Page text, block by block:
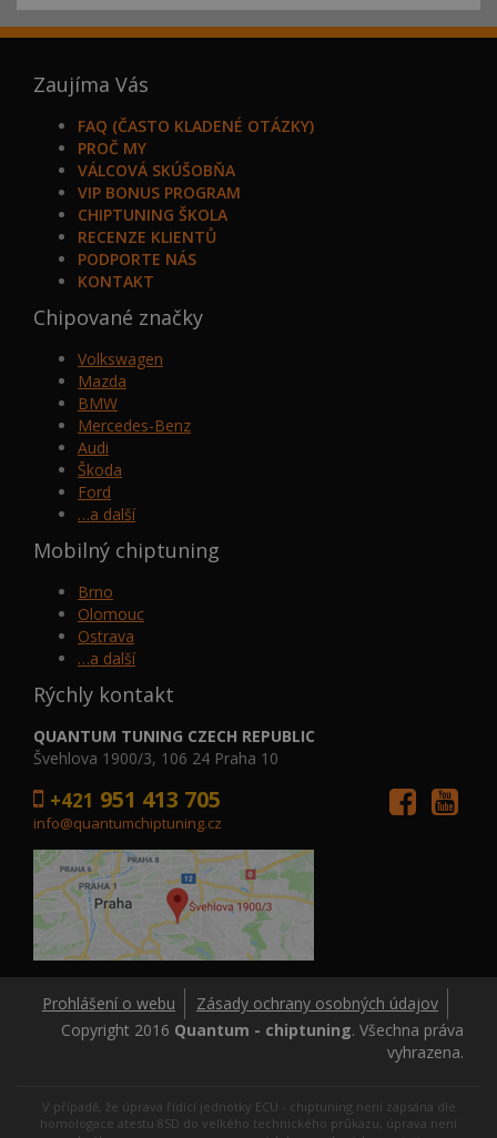
Zaujíma Vás
FAQ (ČASTO KLADENÉ OTÁZKY)
PROČ MY
VÁLCOVÁ SKÚŠOBŇA
VIP BONUS PROGRAM
CHIPTUNING ŠKOLA
RECENZE KLIENTŮ
PODPORTE NÁS
KONTAKT
Chipované značky
Volkswagen
Mazda
BMW
Mercedes-Benz
Audi
Škoda
Ford
…a další
Mobilný chiptuning
Brno
Olomouc
Ostrava
…a další
Rýchly kontakt
QUANTUM TUNING CZECH REPUBLIC
Švehlova 1900/3, 106 24 Praha 10
+421 951 413 705
info@quantumchiptuning.cz
Prohlášení o webu
Zásady ochrany osobných údajov
Copyright 2016 Quantum - chiptuning. Všechna práva
vyhrazena.
V případě, že úprava řídící jednotky ECU - chiptuning není zapsána dle
homologace atestu 8SD do velkého technického průkazu, úprava není